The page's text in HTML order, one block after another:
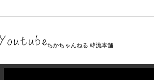
ちかちゃんねる 韓流本舗